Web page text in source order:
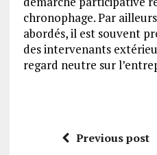
chronophage. Par
abordés, il est souvent
des intervenants
regard neutre sur
Previous post